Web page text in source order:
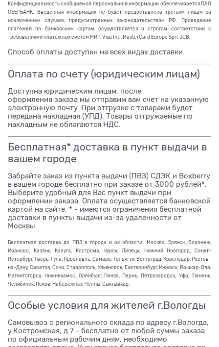
Конфиденциальность сообщаемой персональной информации обеспечивается ПАО
СБЕРБАНК. Введённая информация не будет предоставлена третьим лицам за
исключением случаев, предусмотренных законодательством РФ. Проведение
платежей по банковским картам осуществляется в строгом соответствии с
требованиями платёжных систем МИР, Visa Int., MasterCard Europe Sprl, JCB.
Способ оплаты доступен на всех видах доставки.
Оплата по счету (юридическим лицам)
Доступна юридическим лицам, после
оформления заказа мы отправим вам счет на указанную
электронную почту. При отгрузке с товарами будет
передана накладная (УПД). Товары отгружаемые по
накладным не облагаются НДС.
Бесплатная* доставка в пункт выдачи в
вашем городе
Забрайте заказ из пункта выдачи (ПВЗ) СДЭК и Boxberry
в вашем городе бесплатно при заказе от 3000 рублей*.
Выберите удобный для Вас пункт выдачи при
оформлении заказа. Оплата осуществляется банковской
картой на сайте. * - имеются ограничения бесплатной
доставки в пункты выдачи из-за удаленности от
Москвы.
Бесплатная доставка до ПВЗ в города и их области: Москва, Брянск, Воронеж,
Иваново, Казань, Калуга, Кострома, Курск, Липецк, Нижний Новгород, Санкт-
Петербург, Тверь, Тула, Ярославль, Самара, Тольятти, Волгоград, Краснодар, Ростов-
на-Дону, Саратов, Сочи, Ставрополь, Ульяновск, Екатеринбург, Ижевск, Йошкар-Ола,
Магнитогорск, Нижнекамск, Оренбург, Пенза, Пермь, Петрозаводск, Уфа, Тюмень,
Челябинск, Псков, Набережные Челны, Сыктывкар.
Особые условия для жителей г.Вологды
Самовывоз с регионального склада по адресу г.Вологда,
у.Костромская, д.7 - бесплатно от любой суммы заказа
по официальным рабочим дням, необходимо